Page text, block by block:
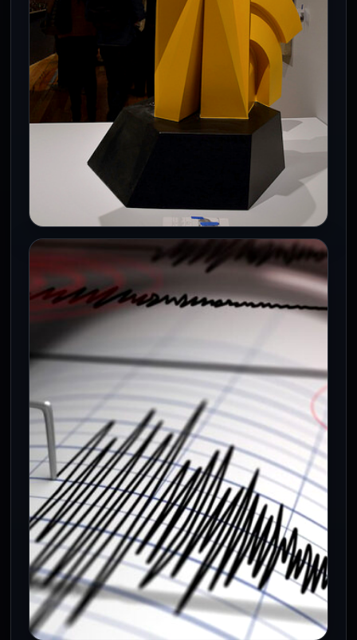
CDMX
SECTEI y Cultura formalizan alianza
para fortalecer la formación
educativa y artística en la capital
6 Ago 2026
La Secretaría de Educación, Ciencia,
Tecnología e Innovación (SECTEI) y la
Secretaría de Cultura de la Ciudad de…